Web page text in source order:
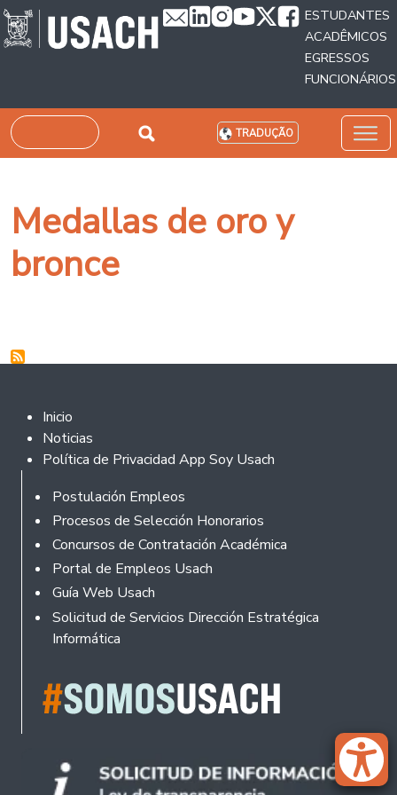
Passar para o conteúdo principal
ESTUDANTES
ACADÊMICOS
EGRESSOS
FUNCIONÁRIOS
Pesquisar TRADUÇÃO
Medallas de oro y
bronce
Footer 2
Inicio
Noticias
Política de Privacidad App Soy Usach
Rodapé
Postulación Empleos
Procesos de Selección Honorarios
Concursos de Contratación Académica
Portal de Empleos Usach
Guía Web Usach
Solicitud de Servicios Dirección Estratégica
Informática